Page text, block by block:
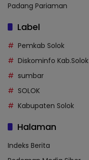
Padang Pariaman
Label
Pemkab Solok
Diskominfo Kab.Solok
sumbar
SOLOK
Kabupaten Solok
Halaman
Indeks Berita